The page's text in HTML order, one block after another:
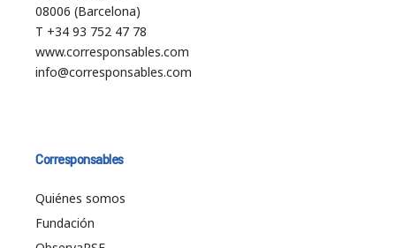
08006 (Barcelona)
T +34 93 752 47 78
www.corresponsables.com
info@corresponsables.com
Corresponsables
Quiénes somos
Fundación